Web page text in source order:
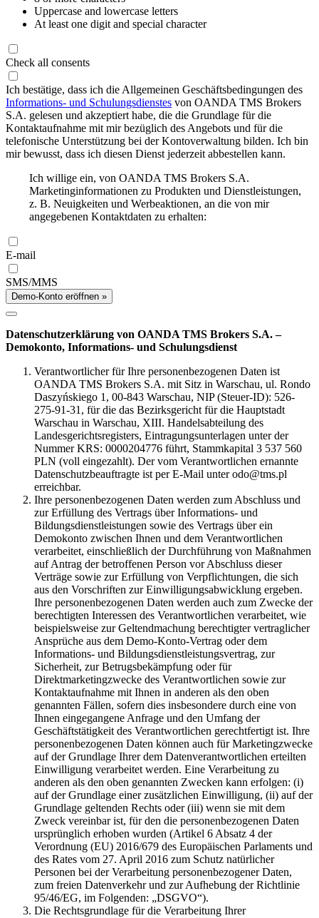
Uppercase and lowercase letters
At least one digit and special character
Check all consents
Ich bestätige, dass ich die Allgemeinen Geschäftsbedingungen des
Informations- und Schulungsdienstes von OANDA TMS Brokers
S.A. gelesen und akzeptiert habe, die die Grundlage für die
Kontaktaufnahme mit mir bezüglich des Angebots und für die
telefonische Unterstützung bei der Kontoverwaltung bilden. Ich bin
mir bewusst, dass ich diesen Dienst jederzeit abbestellen kann.
Ich willige ein, von OANDA TMS Brokers S.A.
Marketinginformationen zu Produkten und Dienstleistungen,
z. B. Neuigkeiten und Werbeaktionen, an die von mir
angegebenen Kontaktdaten zu erhalten:
E-mail
SMS/MMS
Demo-Konto eröffnen »
Datenschutzerklärung von OANDA TMS Brokers S.A. –
Demokonto, Informations- und Schulungsdienst
Verantwortlicher für Ihre personenbezogenen Daten ist
OANDA TMS Brokers S.A. mit Sitz in Warschau, ul. Rondo
Daszyńskiego 1, 00-843 Warschau, NIP (Steuer-ID): 526-
275-91-31, für die das Bezirksgericht für die Hauptstadt
Warschau in Warschau, XIII. Handelsabteilung des
Landesgerichtsregisters, Eintragungsunterlagen unter der
Nummer KRS: 0000204776 führt, Stammkapital 3 537 560
PLN (voll eingezahlt). Der vom Verantwortlichen ernannte
Datenschutzbeauftragte ist per E-Mail unter odo@tms.pl
erreichbar.
Ihre personenbezogenen Daten werden zum Abschluss und
zur Erfüllung des Vertrags über Informations- und
Bildungsdienstleistungen sowie des Vertrags über ein
Demokonto zwischen Ihnen und dem Verantwortlichen
verarbeitet, einschließlich der Durchführung von Maßnahmen
auf Antrag der betroffenen Person vor Abschluss dieser
Verträge sowie zur Erfüllung von Verpflichtungen, die sich
aus den Vorschriften zur Einwilligungsabwicklung ergeben.
Ihre personenbezogenen Daten werden auch zum Zwecke der
berechtigten Interessen des Verantwortlichen verarbeitet, wie
beispielsweise zur Geltendmachung berechtigter vertraglicher
Ansprüche aus dem Demo-Konto-Vertrag oder dem
Informations- und Bildungsdienstleistungsvertrag, zur
Sicherheit, zur Betrugsbekämpfung oder für
Direktmarketingzwecke des Verantwortlichen sowie zur
Kontaktaufnahme mit Ihnen in anderen als den oben
genannten Fällen, sofern dies insbesondere durch eine von
Ihnen eingegangene Anfrage und den Umfang der
Geschäftstätigkeit des Verantwortlichen gerechtfertigt ist. Ihre
personenbezogenen Daten können auch für Marketingzwecke
auf der Grundlage Ihrer dem Datenverantwortlichen erteilten
Einwilligung verarbeitet werden. Eine Verarbeitung zu
anderen als den oben genannten Zwecken kann erfolgen: (i)
auf der Grundlage einer zusätzlichen Einwilligung, (ii) auf der
Grundlage geltenden Rechts oder (iii) wenn sie mit dem
Zweck vereinbar ist, für den die personenbezogenen Daten
ursprünglich erhoben wurden (Artikel 6 Absatz 4 der
Verordnung (EU) 2016/679 des Europäischen Parlaments und
des Rates vom 27. April 2016 zum Schutz natürlicher
Personen bei der Verarbeitung personenbezogener Daten,
zum freien Datenverkehr und zur Aufhebung der Richtlinie
95/46/EG, im Folgenden: „DSGVO“).
Die Rechtsgrundlage für die Verarbeitung Ihrer